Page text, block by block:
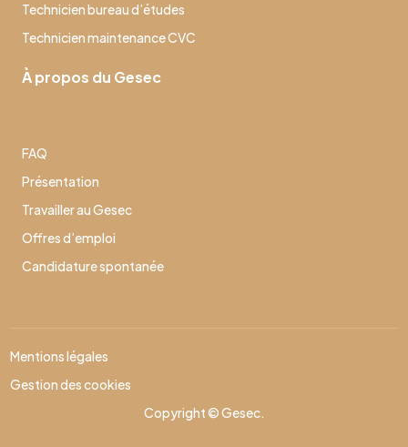
Technicien bureau d’études
Technicien maintenance CVC
À propos du Gesec
FAQ
Présentation
Travailler au Gesec
Offres d’emploi
Candidature spontanée
Copyright © Gesec.
Mentions légales
Gestion des cookies